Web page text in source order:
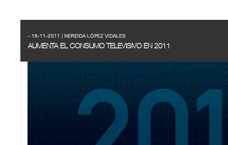
- 16-11-2011 | NEREIDA LÓPEZ VIDALES
AUMENTA EL CONSUMO TELEVISIVO EN 2011